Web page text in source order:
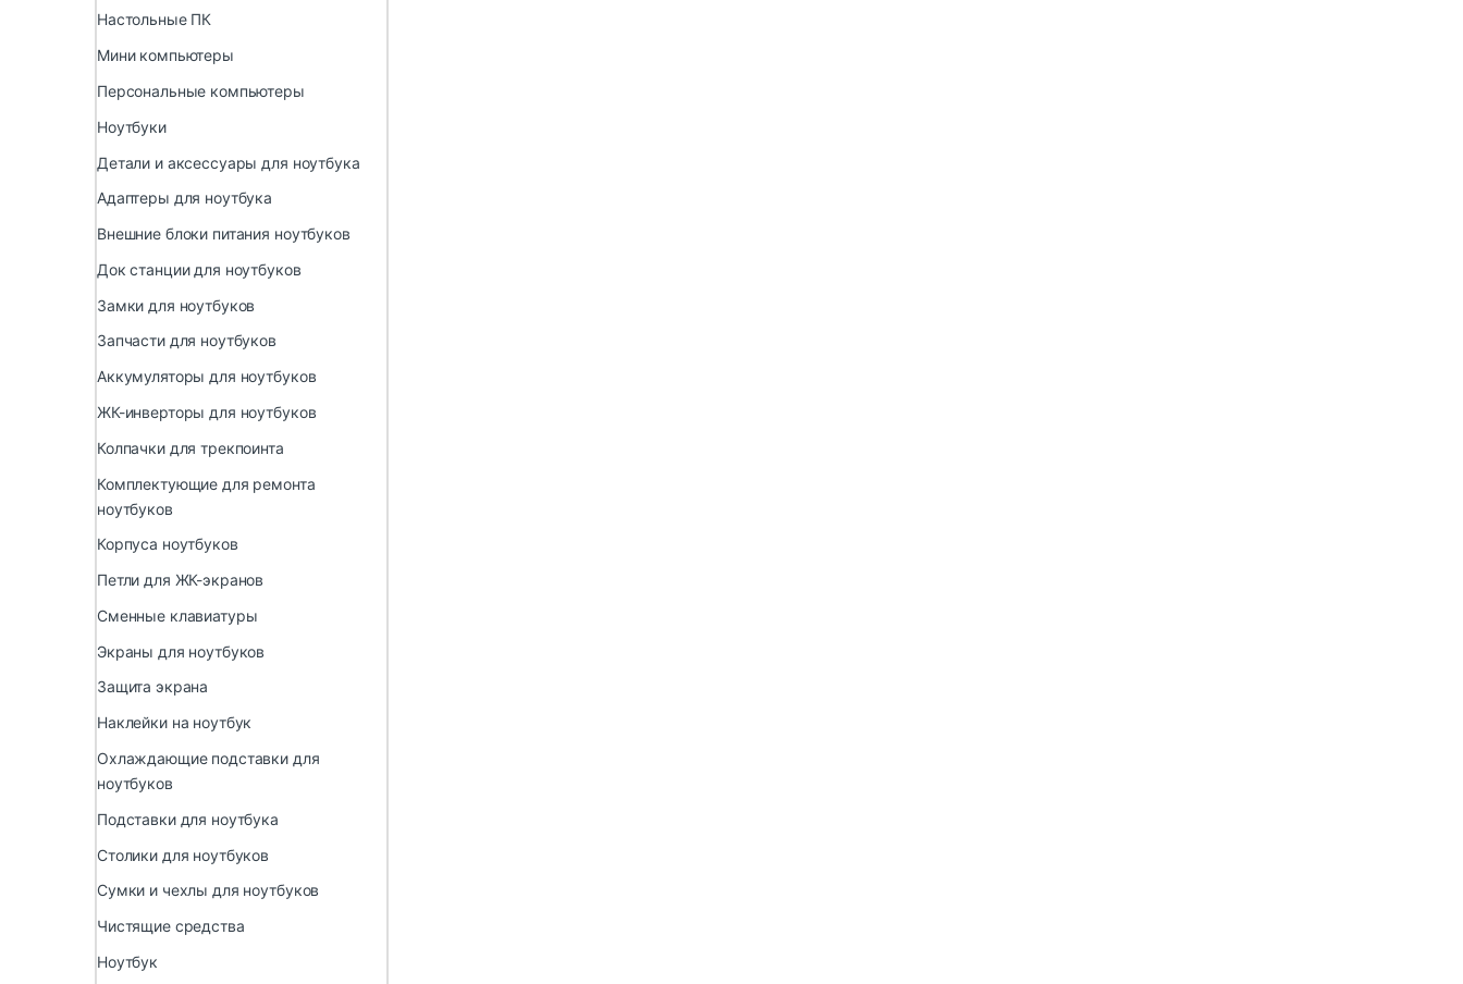
Настольные ПК
Мини компьютеры
Персональные компьютеры
Ноутбуки
Детали и аксессуары для ноутбука
Адаптеры для ноутбука
Внешние блоки питания ноутбуков
Док станции для ноутбуков
Замки для ноутбуков
Запчасти для ноутбуков
Аккумуляторы для ноутбуков
ЖК-инверторы для ноутбуков
Колпачки для трекпоинта
Комплектующие для ремонта
ноутбуков
Корпуса ноутбуков
Петли для ЖК-экранов
Сменные клавиатуры
Экраны для ноутбуков
Защита экрана
Наклейки на ноутбук
Охлаждающие подставки для
ноутбуков
Подставки для ноутбука
Столики для ноутбуков
Сумки и чехлы для ноутбуков
Чистящие средства
Ноутбук